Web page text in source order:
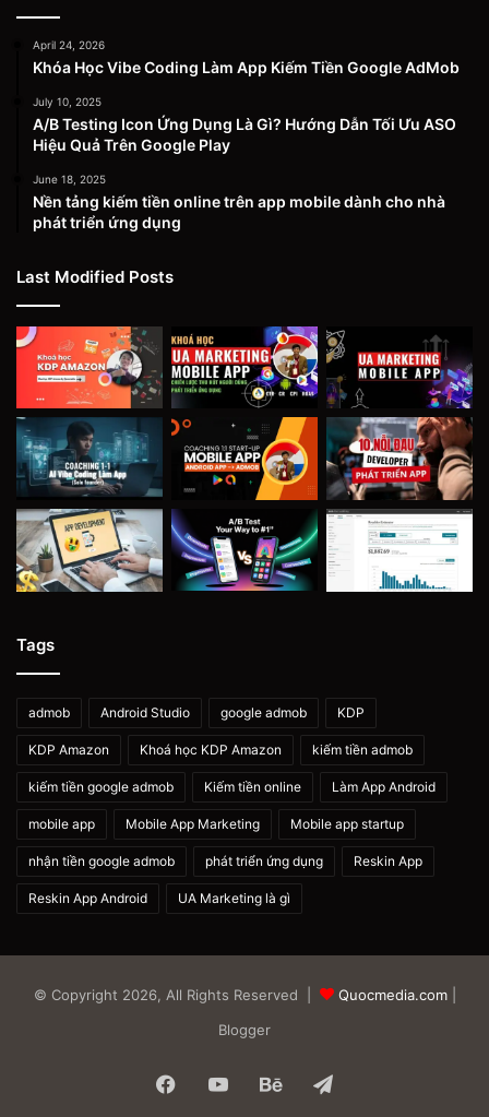
April 24, 2026
Khóa Học Vibe Coding Làm App Kiếm Tiền Google AdMob
July 10, 2025
A/B Testing Icon Ứng Dụng Là Gì? Hướng Dẫn Tối Ưu ASO
Hiệu Quả Trên Google Play
June 18, 2025
Nền tảng kiếm tiền online trên app mobile dành cho nhà
phát triển ứng dụng
Last Modified Posts
Tags
admob Android Studio google admob KDP
KDP Amazon Khoá học KDP Amazon kiếm tiền admob
kiếm tiền google admob Kiếm tiền online Làm App Android
mobile app Mobile App Marketing Mobile app startup
nhận tiền google admob phát triển ứng dụng Reskin App
Reskin App Android UA Marketing là gì
© Copyright 2026, All Rights Reserved | Quocmedia.com|
Blogger
FacebookYouTubeBehance